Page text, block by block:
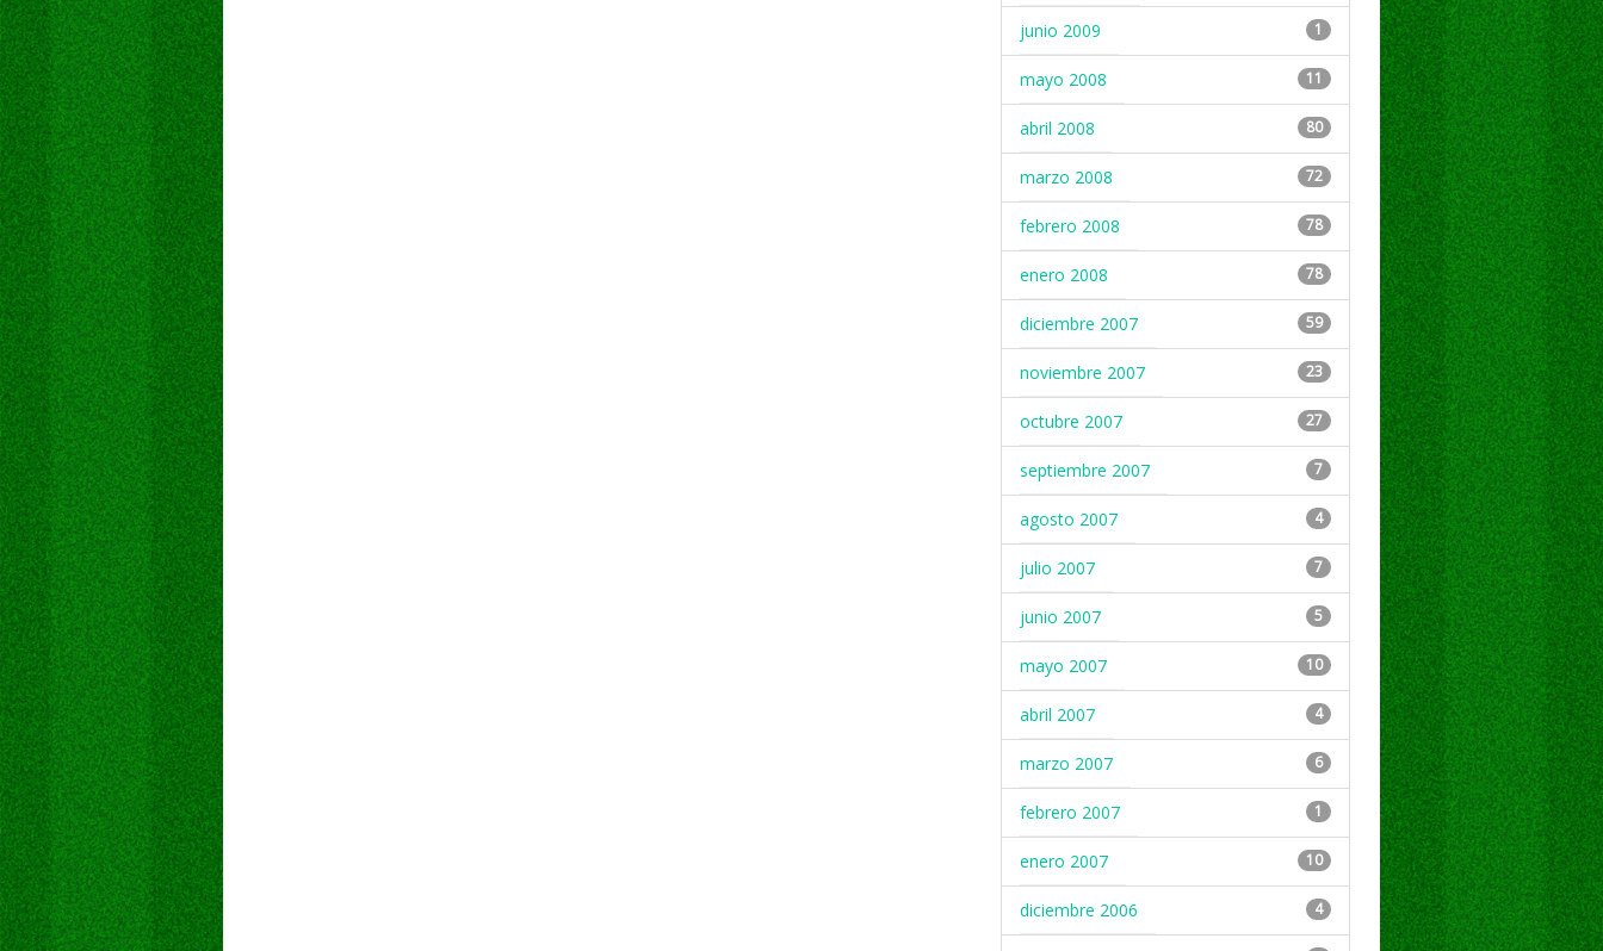
junio 2009 1
mayo 2008 11
abril 2008 80
marzo 2008 72
febrero 2008 78
enero 2008 78
diciembre 2007 59
noviembre 2007 23
octubre 2007 27
septiembre 2007 7
agosto 2007 4
julio 2007 7
junio 2007 5
mayo 2007 10
abril 2007 4
marzo 2007 6
febrero 2007 1
enero 2007 10
diciembre 2006 4